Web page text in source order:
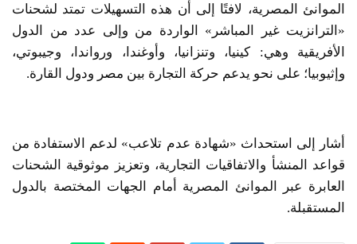
الموانئ المصرية، لافتًا إلى أن هذه التسهيلات تمتد لشحنات
«الترانزيت غير المباشر» الواردة من وإلى عدد من الدول
الأفريقية وهي: كينيا، وتنزانيا، وأوغندا، ورواندا، وجيبوتي،
وإثيوبيا؛ على نحو يدعم حركة التجارة بين مصر ودول القارة.
أشار إلى استحداث «شهادة عدم تلاعب» لدعم الاستفادة من
قواعد المنشأ والاتفاقيات التجارية، وتعزيز موثوقية الشحنات
العابرة عبر الموانئ المصرية أمام الجهات المختصة بالدول
المستقبلة.